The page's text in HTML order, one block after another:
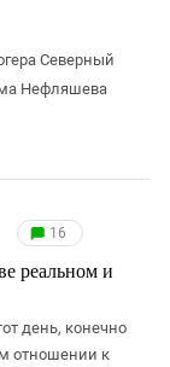
ЧЕЧНЕ
АКТИВИСТОВ
Северный
Нефляшева
16
реальном и
день, конечно
отношении к